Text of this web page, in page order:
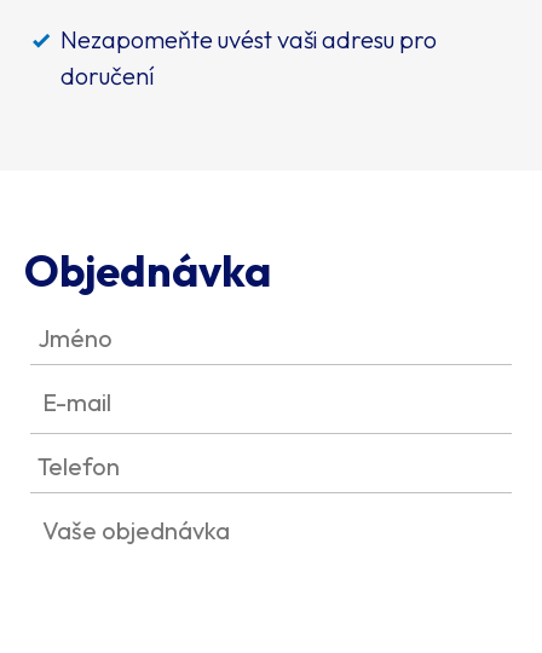
Nezapomeňte uvést vaši adresu pro
doručení
Objednávka